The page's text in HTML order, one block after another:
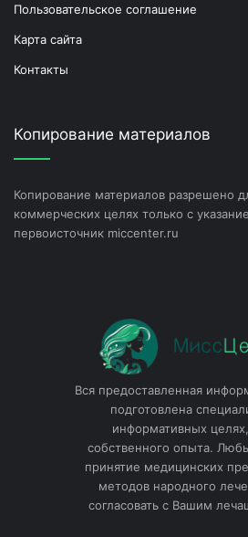
Пользовательское соглашение
Карта сайта
Контакты
Копирование материалов
Копирование материалов разрешено
коммерческих целях только с
первоисточник miccenter.ru
Вся предоставленная
подготовлена
информативных
собственного опыта.
принятие медицинских
методов народного
согласовать с Вашим